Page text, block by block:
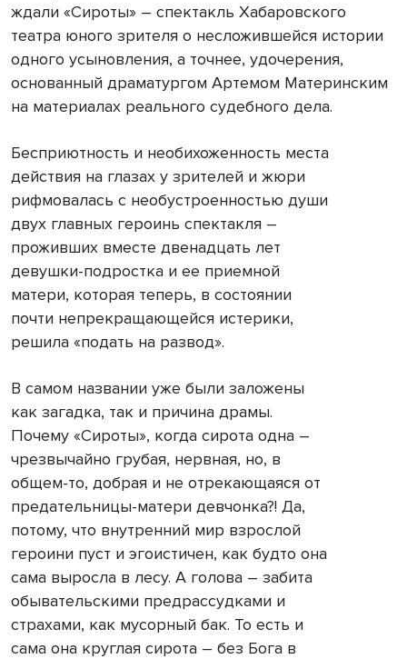
ждали «Сироты» – спектакль Хабаровского
театра юного зрителя о несложившейся истории
одного усыновления, а точнее, удочерения,
основанный драматургом Артемом Материнским
на материалах реального судебного дела.
Бесприютность и необихоженность места
действия на глазах у зрителей и жюри
рифмовалась с необустроенностью души
двух главных героинь спектакля –
проживших вместе двенадцать лет
девушки-подростка и ее приемной
матери, которая теперь, в состоянии
почти непрекращающейся истерики,
решила «подать на развод».
В самом названии уже были заложены
как загадка, так и причина драмы.
Почему «Сироты», когда сирота одна –
чрезвычайно грубая, нервная, но, в
общем-то, добрая и не отрекающаяся от
предательницы-матери девчонка?! Да,
потому, что внутренний мир взрослой
героини пуст и эгоистичен, как будто она
сама выросла в лесу. А голова – забита
обывательскими предрассудками и
страхами, как мусорный бак. То есть и
сама она круглая сирота – без Бога в